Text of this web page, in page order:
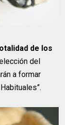
de los
del
a formar